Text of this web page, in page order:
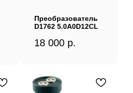
Преобразователь
D1762 5.0A0D12CL
18 000 р.